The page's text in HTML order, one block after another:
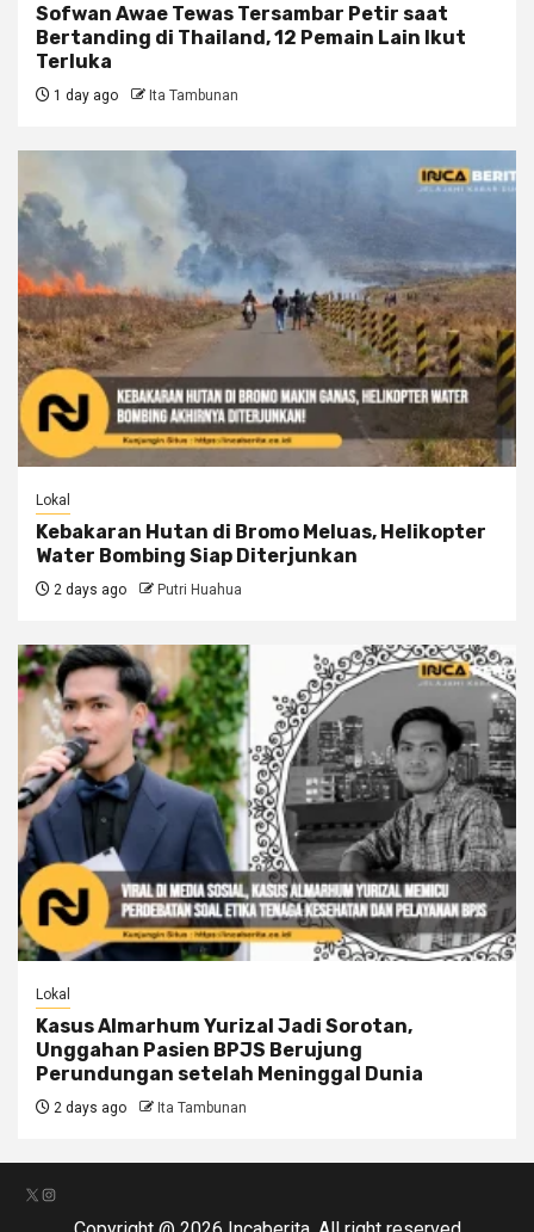
Sofwan Awae Tewas Tersambar Petir saat
Bertanding di Thailand, 12 Pemain Lain Ikut
Terluka
1 day ago Ita Tambunan
Lokal
Kebakaran Hutan di Bromo Meluas, Helikopter
Water Bombing Siap Diterjunkan
2 days ago Putri Huahua
Lokal
Kasus Almarhum Yurizal Jadi Sorotan,
Unggahan Pasien BPJS Berujung
Perundungan setelah Meninggal Dunia
2 days ago Ita Tambunan
X Instagram